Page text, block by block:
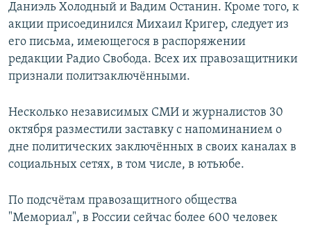
Даниэль Холодный и Вадим Останин. Кроме того, к
акции присоединился Михаил Кригер, следует из
его письма, имеющегося в распоряжении
редакции Радио Свобода. Всех их правозащитники
признали политзаключёнными.
Несколько независимых СМИ и журналистов 30
октября разместили заставку с напоминанием о
дне политических заключённых в своих каналах в
социальных сетях, в том числе, в ютьюбе.
По подсчётам правозащитного общества
"Мемориал", в России сейчас более 600 человек